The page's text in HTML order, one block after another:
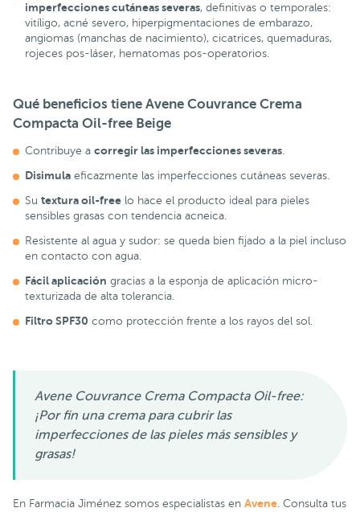
imperfecciones cutáneas severas, definitivas o temporales:
vitíligo, acné severo, hiperpigmentaciones de embarazo,
angiomas (manchas de nacimiento), cicatrices, quemaduras,
rojeces pos-láser, hematomas pos-operatorios.
Qué beneficios tiene Avene Couvrance Crema
Compacta Oil-free Beige
Contribuye a corregir las imperfecciones severas
Disimula eficazmente las imperfecciones cutáneas severas.
Su textura oil-free lo hace el producto ideal para pieles
sensibles grasas con tendencia acneica.
Resistente al agua y sudor: se queda bien fijado a la piel incluso
en contacto con agua.
Fácil aplicación gracias a la esponja de aplicación micro-
texturizada de alta tolerancia.
Filtro SPF30 como protección frente a los rayos del sol.
Avene Couvrance Crema Compacta Oil-free:
¡Por fin una crema para cubrir las
imperfecciones de las pieles más sensibles y
grasas!
En Farmacia Jiménez somos especialistas en Avene . Consulta tus